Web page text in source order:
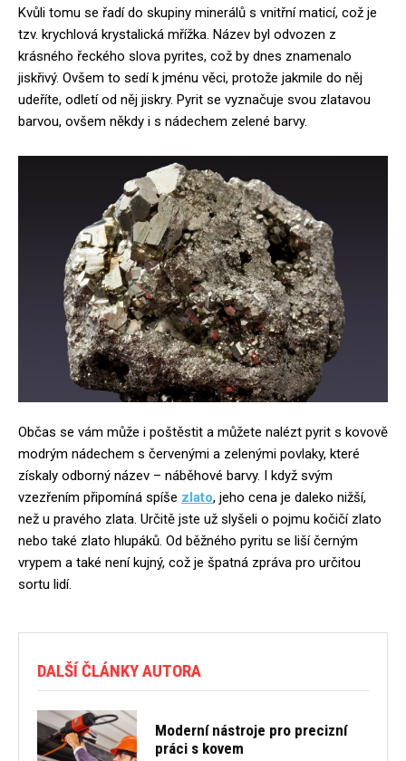
Kvůli tomu se řadí do skupiny minerálů s vnitřní maticí, což je
tzv. krychlová krystalická mřížka. Název byl odvozen z
krásného řeckého slova pyrites, což by dnes znamenalo
jiskřivý. Ovšem to sedí k jménu věci, protože jakmile do něj
udeříte, odletí od něj jiskry. Pyrit se vyznačuje svou zlatavou
barvou, ovšem někdy i s nádechem zelené barvy.
Občas se vám může i poštěstit a můžete nalézt pyrit s kovově
modrým nádechem s červenými a zelenými povlaky, které
získaly odborný název – náběhové barvy. I když svým
vzezřením připomíná spíše zlato, jeho cena je daleko nižší,
než u pravého zlata. Určitě jste už slyšeli o pojmu kočičí zlato
nebo také zlato hlupáků. Od běžného pyritu se liší černým
vrypem a také není kujný, což je špatná zpráva pro určitou
sortu lidí.
DALŠÍ ČLÁNKY AUTORA
Moderní nástroje pro precizní
práci s kovem